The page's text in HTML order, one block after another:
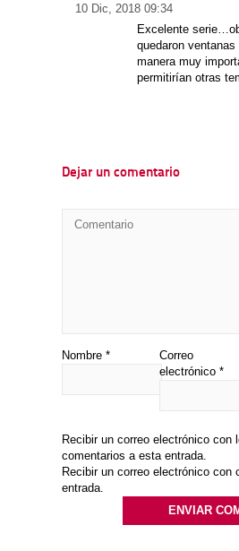
10 Dic, 2018 09:34
Excelente
quedaron
manera muy
permitirían otras
Dejar un comentario
Nombre *
Correo
electrónico *
Recibir un correo electrónico con
comentarios a esta entrada.
Recibir un correo electrónico con
entrada.